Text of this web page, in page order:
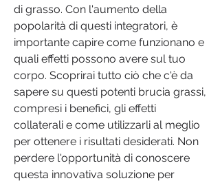
di grasso. Con l'aumento della
popolarità di questi integratori, è
importante capire come funzionano e
quali effetti possono avere sul tuo
corpo. Scoprirai tutto ciò che c'è da
sapere su questi potenti brucia grassi,
compresi i benefici, gli effetti
collaterali e come utilizzarli al meglio
per ottenere i risultati desiderati. Non
perdere l'opportunità di conoscere
questa innovativa soluzione per